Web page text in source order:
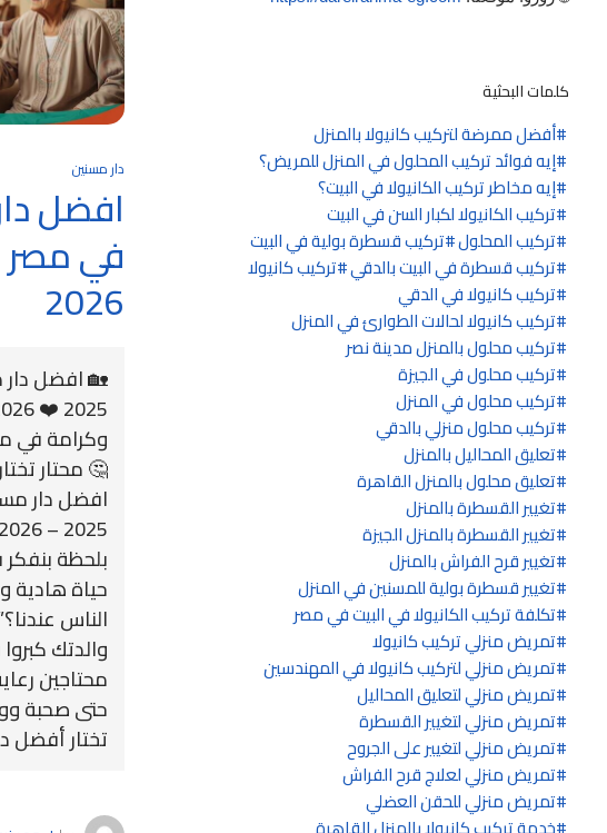
دار مسنين
افضل
2026
🏡 افضل
وكرامة في
🤔 محتار
افضل دار
بلحظة
حياة هادية
الناس
والدتك
محتاجين
حتى صحبة
تختار أفضل
كلمات البحثية
أفضل ممرضة لتركيب كانيولا بالمنزل
إيه فوائد تركيب المحلول في المنزل للمريض؟
إيه مخاطر تركيب الكانيولا في البيت؟
تركيب الكانيولا لكبار السن في البيت
تركيب المحلول تركيب قسطرة بولية في البيت
تركيب قسطرة في البيت بالدقي تركيب كانيولا
تركيب كانيولا في الدقي
تركيب كانيولا لحالات الطوارئ في المنزل
تركيب محلول بالمنزل مدينة نصر
تركيب محلول في الجيزة
تركيب محلول في المنزل
تركيب محلول منزلي بالدقي
تعليق المحاليل بالمنزل
تعليق محلول بالمنزل القاهرة
تغيير القسطرة بالمنزل
تغيير القسطرة بالمنزل الجيزة
تغيير قرح الفراش بالمنزل
تغيير قسطرة بولية للمسنين في المنزل
تكلفة تركيب الكانيولا في البيت في مصر
تمريض منزلي تركيب كانيولا
تمريض منزلي لتركيب كانيولا في المهندسين
تمريض منزلي لتعليق المحاليل
تمريض منزلي لتغيير القسطرة
تمريض منزلي لتغيير على الجروح
تمريض منزلي لعلاج قرح الفراش
تمريض منزلي للحقن العضلي